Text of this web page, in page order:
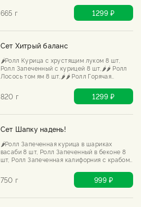
665 г 1299 ₽
Сет Хитрый баланс
🌶️Ролл Курица с хрустящим луком 8 шт,
Ролл Запеченный с курицей 8 шт,🌶️🌶️ Ролл
Лосось том ям 8 шт,🌶️🌶️ Ролл Горячая
820 г 1299 ₽
Сет Шапку надень!
🌶️Ролл Запеченная курица в шариках
васаби 8 шт, Ролл Запеченный в беконе 8
шт, Ролл Запеченная калифорния с крабом
750 г 999 ₽